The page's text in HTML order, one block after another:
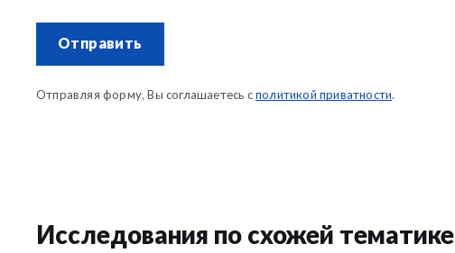
Отправить
Отправляя форму, Вы соглашаетесь с политикой приватности.
Исследования по схожей тематике